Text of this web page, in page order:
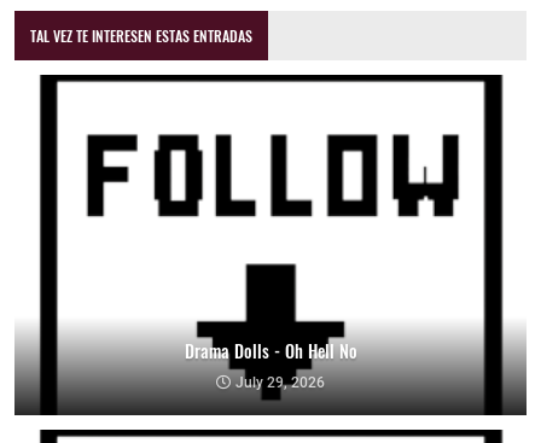
TAL VEZ TE INTERESEN ESTAS ENTRADAS
Drama Dolls - Oh Hell No
July 29, 2026